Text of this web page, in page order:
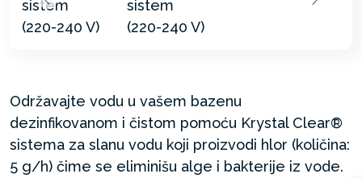
Održavajte vodu u vašem bazenu
dezinfikovanom i čistom pomoću Krystal Clear®
sistema za slanu vodu koji proizvodi hlor (količina:
5 g/h) čime se eliminišu alge i bakterije iz vode.